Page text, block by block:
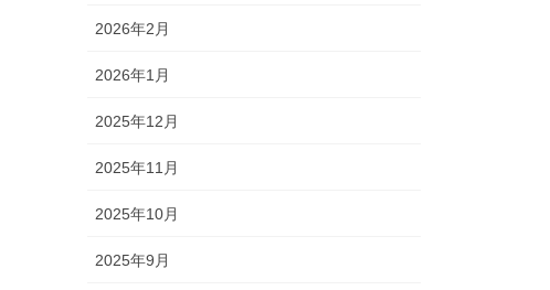
2026年2月
2026年1月
2025年12月
2025年11月
2025年10月
2025年9月